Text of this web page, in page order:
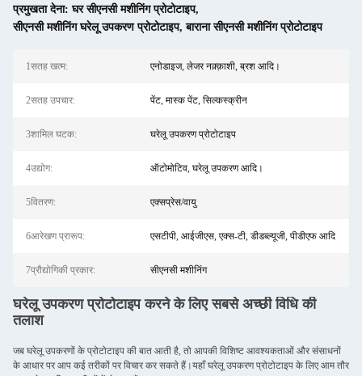
प्रमुखता देना:घर सीएनसी मशीनिंग प्रोटोटाइप,
सीएनसी मशीनिंग घरेलू उपकरण प्रोटोटाइप,बाराना सीएनसी मशीनिंग प्रोटोटाइप
1सतह खत्म: एनोडाइज, लेजर नक़्क़ाशी, ब्रश आदि।
2सतह उपचार: पेंट, मास्क पेंट, सिल्कस्क्रीन
3शामिल घटक: घरेलू उपकरण प्रोटोटाइप
4उद्योग: ऑटोमोटिव, घरेलू उपकरण आदि।
5वितरण: एक्सप्रेस/वायु
6आरेखण प्रारूप: एसटीपी, आईजीएस, एक्स-टी, डीडब्ल्यूजी, पीडीएफ आदि
7प्रौद्योगिकी प्रकार: सीएनसी मशीनिंग
घरेलू उपकरण प्रोटोटाइप करने के लिए सबसे अच्छी विधि की
तलाश
जब घरेलू उपकरणों के प्रोटोटाइप की बात आती है, तो आपकी विशिष्ट आवश्यकताओं और संसाधनों
के आधार पर आप कई तरीकों पर विचार कर सकते हैं।यहाँ घरेलू उपकरण प्रोटोटाइप के लिए आम तौर